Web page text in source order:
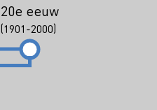
20e eeuw
(1901-2000)